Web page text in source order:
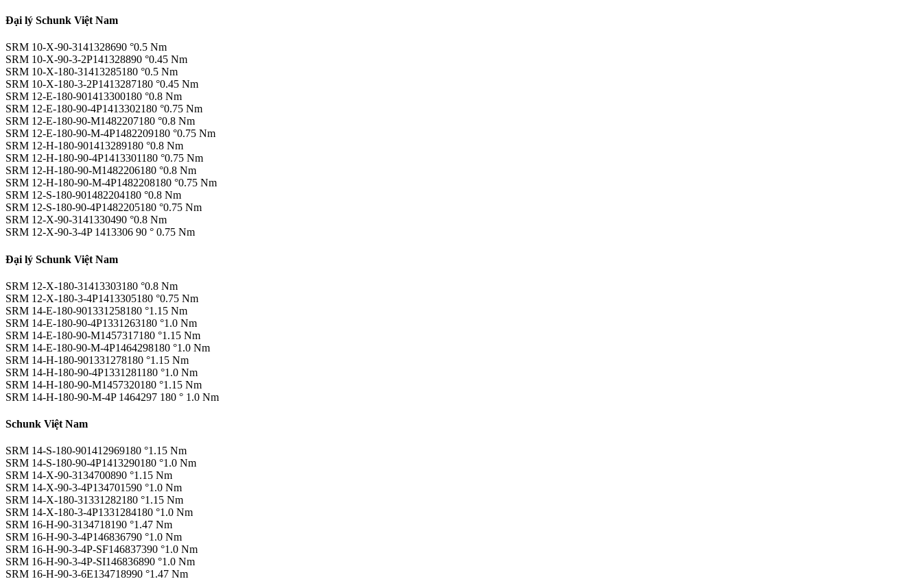
Đại lý Schunk Việt Nam
SRM 10-X-90-3141328690 °0.5 Nm
SRM 10-X-90-3-2P141328890 °0.45 Nm
SRM 10-X-180-31413285180 °0.5 Nm
SRM 10-X-180-3-2P1413287180 °0.45 Nm
SRM 12-E-180-901413300180 °0.8 Nm
SRM 12-E-180-90-4P1413302180 °0.75 Nm
SRM 12-E-180-90-M1482207180 °0.8 Nm
SRM 12-E-180-90-M-4P1482209180 °0.75 Nm
SRM 12-H-180-901413289180 °0.8 Nm
SRM 12-H-180-90-4P1413301180 °0.75 Nm
SRM 12-H-180-90-M1482206180 °0.8 Nm
SRM 12-H-180-90-M-4P1482208180 °0.75 Nm
SRM 12-S-180-901482204180 °0.8 Nm
SRM 12-S-180-90-4P1482205180 °0.75 Nm
SRM 12-X-90-3141330490 °0.8 Nm
SRM 12-X-90-3-4P 1413306 90 ° 0.75 Nm
Đại lý Schunk Việt Nam
SRM 12-X-180-31413303180 °0.8 Nm
SRM 12-X-180-3-4P1413305180 °0.75 Nm
SRM 14-E-180-901331258180 °1.15 Nm
SRM 14-E-180-90-4P1331263180 °1.0 Nm
SRM 14-E-180-90-M1457317180 °1.15 Nm
SRM 14-E-180-90-M-4P1464298180 °1.0 Nm
SRM 14-H-180-901331278180 °1.15 Nm
SRM 14-H-180-90-4P1331281180 °1.0 Nm
SRM 14-H-180-90-M1457320180 °1.15 Nm
SRM 14-H-180-90-M-4P 1464297 180 ° 1.0 Nm
Schunk Việt Nam
SRM 14-S-180-901412969180 °1.15 Nm
SRM 14-S-180-90-4P1413290180 °1.0 Nm
SRM 14-X-90-3134700890 °1.15 Nm
SRM 14-X-90-3-4P134701590 °1.0 Nm
SRM 14-X-180-31331282180 °1.15 Nm
SRM 14-X-180-3-4P1331284180 °1.0 Nm
SRM 16-H-90-3134718190 °1.47 Nm
SRM 16-H-90-3-4P146836790 °1.0 Nm
SRM 16-H-90-3-4P-SF146837390 °1.0 Nm
SRM 16-H-90-3-4P-SI146836890 °1.0 Nm
SRM 16-H-90-3-6E134718990 °1.47 Nm